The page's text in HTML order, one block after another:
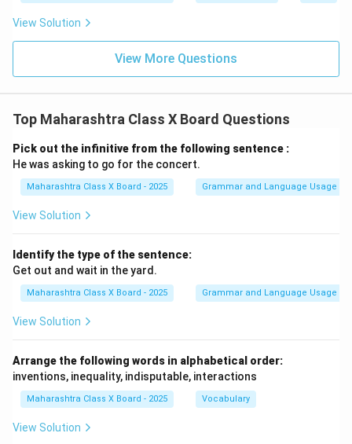
View Solution
View More Questions
Top Maharashtra Class X Board Questions
Pick out the infinitive from the following sentence :
He was asking to go for the concert.
Maharashtra Class X Board - 2025 Grammar and Language Usage
View Solution
Identify the type of the sentence:
Get out and wait in the yard.
Maharashtra Class X Board - 2025 Grammar and Language Usage
View Solution
Arrange the following words in alphabetical order:
inventions, inequality, indisputable, interactions
Maharashtra Class X Board - 2025 Vocabulary
View Solution